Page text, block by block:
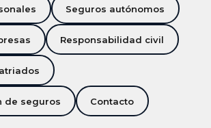
Seguros autónomos
Responsabilidad civil
de seguros Contacto